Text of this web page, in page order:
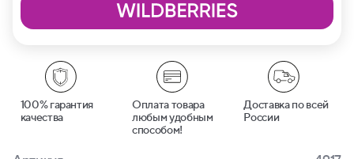
100% гарантия
качества
Оплата товара
любым удобным
способом!
Доставка по всей
России